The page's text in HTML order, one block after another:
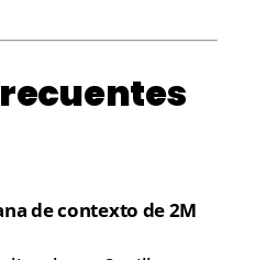
de contexto de 2M